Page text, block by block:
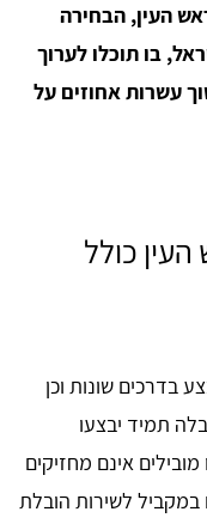
העין, הבחירה
בו תוכלו לערוך
עשרות אחוזים על
כולל
בדרכים שונות וכן
תמיד יבצעו
אינם מחזיקים
לשירות הובלת